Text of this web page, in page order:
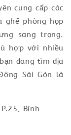
cung cấp các
ghế phòng họp
sang trọng.
hợp với nhiều
đang tìm địa
Sài Gòn là
Bình